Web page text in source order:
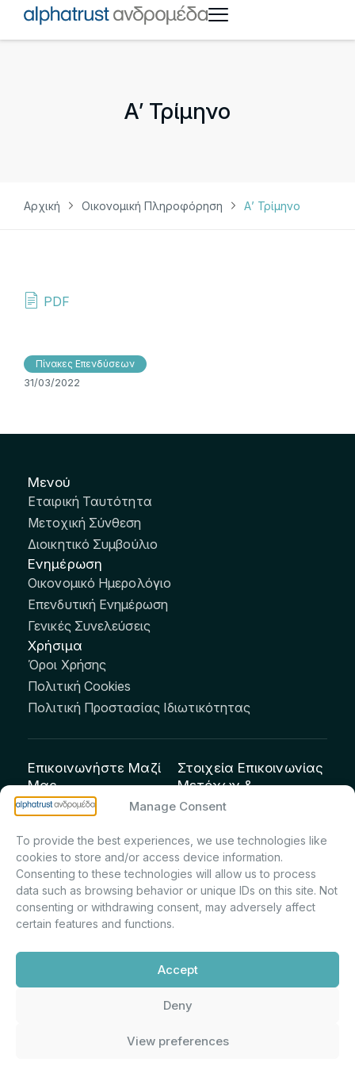
Manage Consent
To provide the best experiences, we use technologies like
cookies to store and/or access device information.
Consenting to these technologies will allow us to process
data such as browsing behavior or unique IDs on this site. Not
consenting or withdrawing consent, may adversely affect
certain features and functions.
Accept
Deny
View preferences
Α’ Τρίμηνο
Αρχική Οικονομική Πληροφόρηση Α’ Τρίμηνο
PDF
Πίνακες Επενδύσεων
31/03/2022
Μενού
Εταιρική Ταυτότητα
Μετοχική Σύνθεση
Διοικητικό Συμβούλιο
Ενημέρωση
Οικονομικό Ημερολόγιο
Επενδυτική Ενημέρωση
Γενικές Συνελεύσεις
Χρήσιμα
Όροι Χρήσης
Πολιτική Cookies
Πολιτική Προστασίας Ιδιωτικότητας
Επικοινωνήστε Μαζί
Μας
info@andromeda.eu
Οδός Αριστείδου 1,
Κηφισιά Τ.Κ. 14561
Στοιχεία Επικοινωνίας
Μετόχων &
Επενδυτών:
Πρίντσιου – Corporate
Secretary & Investor
Relations – Τμήμα
Μετοχολογίου –
Ανακοινώσεων
m.printsiou@andromeda.eu